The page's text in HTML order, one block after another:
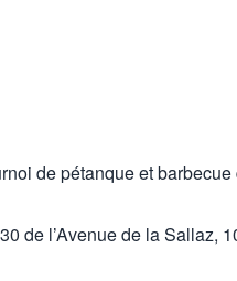
de pétanque et barbecue
de l’Avenue de la Sallaz,